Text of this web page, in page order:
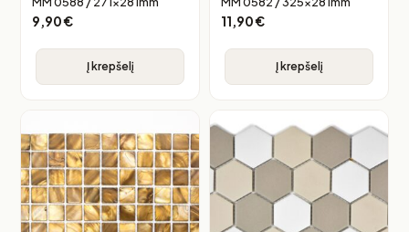
9,90€
Į krepšelį
11,90€
Į krepšelį